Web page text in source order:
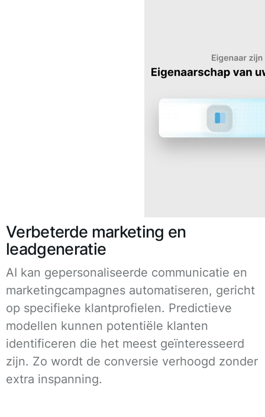
Verbeterde marketing en
leadgeneratie
AI kan gepersonaliseerde communicatie en
marketingcampagnes automatiseren, gericht
op specifieke klantprofielen. Predictieve
modellen kunnen potentiële klanten
identificeren die het meest geïnteresseerd
zijn. Zo wordt de conversie verhoogd zonder
extra inspanning.